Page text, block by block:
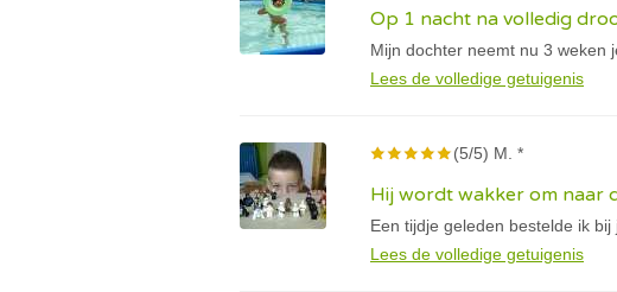
Op 1 nacht na volledig
Mijn dochter neemt nu 3 weken
Lees de volledige getuigenis
(5/5) M. *
Hij wordt wakker om naar
Een tijdje geleden bestelde ik bij
Lees de volledige getuigenis